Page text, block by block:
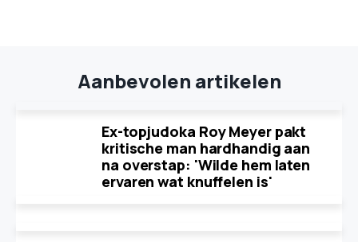
Aanbevolen artikelen
Ex-topjudoka Roy Meyer pakt
kritische man hardhandig aan
na overstap: 'Wilde hem laten
ervaren wat knuffelen is'